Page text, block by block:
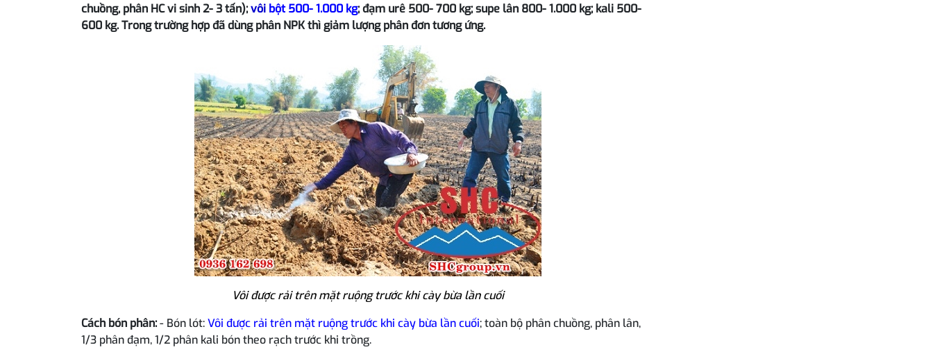
chuồng, phân HC vi sinh 2- 3 tấn);vôi bột 500- 1.000 kg; đạm urê 500- 700 kg; supe lân 800- 1.000 kg; kali 500-
600 kg. Trong trường hợp đã dùng phân NPK thì giảm lượng phân đơn tương ứng.
Vôi được rải trên mặt ruộng trước khi cày bừa lần cuối
Cách bón phân:- Bón lót:Vôi được rải trên mặt ruộng trước khi cày bừa lần cuối; toàn bộ phân chuồng, phân lân,
1/3 phân đạm, 1/2 phân kali bón theo rạch trước khi trồng.